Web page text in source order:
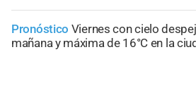
Pronóstico Viernes con cielo
mañana y máxima de 16°C en la